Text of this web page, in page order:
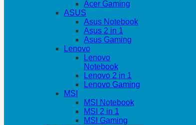
Acer Gaming
ASUS
Asus Notebook
Asus 2 in 1
Asus Gaming
Lenovo
Lenovo
Notebook
Lenovo 2 in 1
Lenovo Gaming
MSI
MSI Notebook
MSI 2 in 1
MSI Gaming